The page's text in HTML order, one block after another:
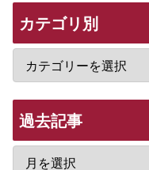
カテゴリ別
過去記事